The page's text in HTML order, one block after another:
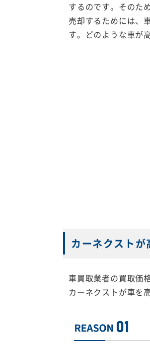
するのです。そのた
売却するためには、
す。どのような車が
カーネクスト
車買取業者の買取価
カーネクストが車を